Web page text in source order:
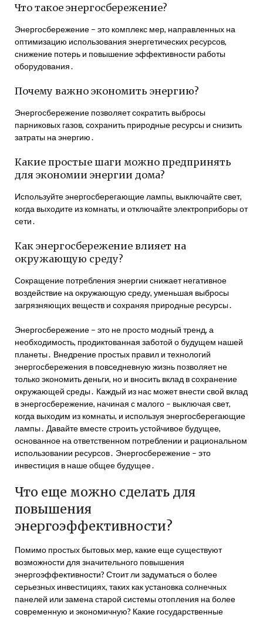
Что такое энергосбережение?
Энергосбережение – это комплекс мер, направленных на
оптимизацию использования энергетических ресурсов,
снижение потерь и повышение эффективности работы
оборудования․
Почему важно экономить энергию?
Энергосбережение позволяет сократить выбросы
парниковых газов, сохранить природные ресурсы и снизить
затраты на энергию․
Какие простые шаги можно предпринять
для экономии энергии дома?
Используйте энергосберегающие лампы, выключайте свет,
когда выходите из комнаты, и отключайте электроприборы от
сети․
Как энергосбережение влияет на
окружающую среду?
Сокращение потребления энергии снижает негативное
воздействие на окружающую среду, уменьшая выбросы
загрязняющих веществ и сохраняя природные ресурсы․
Энергосбережение – это не просто модный тренд, а
необходимость, продиктованная заботой о будущем нашей
планеты․ Внедрение простых правил и технологий
энергосбережения в повседневную жизнь позволяет не
только экономить деньги, но и вносить вклад в сохранение
окружающей среды․ Каждый из нас может внести свой вклад
в энергосбережение, начиная с малого – выключая свет,
когда выходим из комнаты, и используя энергосберегающие
лампы․ Давайте вместе строить устойчивое будущее,
основанное на ответственном потреблении и рациональном
использовании ресурсов․ Энергосбережение – это
инвестиция в наше общее будущее․
Что еще можно сделать для
повышения
энергоэффективности?
Помимо простых бытовых мер, какие еще существуют
возможности для значительного повышения
энергоэффективности? Стоит ли задуматься о более
серьезных инвестициях, таких как установка солнечных
панелей или замена старой системы отопления на более
современную и экономичную? Какие государственные